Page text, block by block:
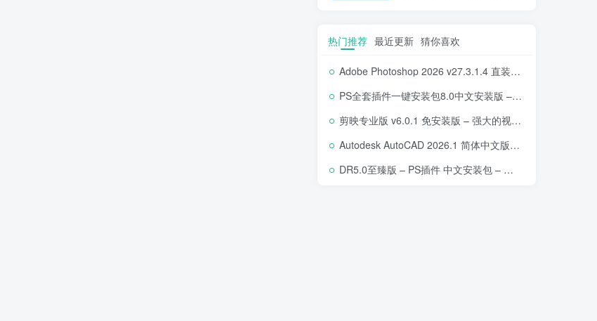
热门推荐 最近更新 猜你喜欢
Adobe Photoshop 2026 v27.3.1.4 直装版下载 – 专业图像编辑软件
PS全套插件一键安装包8.0中文安装版 – 支持2018-2025 – 提升设计效率
剪映专业版 v6.0.1 免安装版 – 强大的视频编辑工具
Autodesk AutoCAD 2026.1 简体中文版 – 专业计算机辅助设计软件
DR5.0至臻版 – PS插件 中文安装包 – 专业级人像修图工具